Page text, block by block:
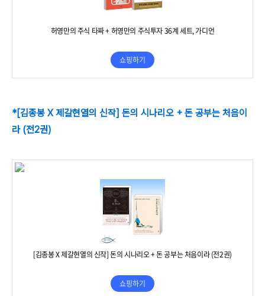
*[김종봉 X 제갈현열의 신작] 돈의 시나리오 + 돈 공부는 처음이
라 (전2권)